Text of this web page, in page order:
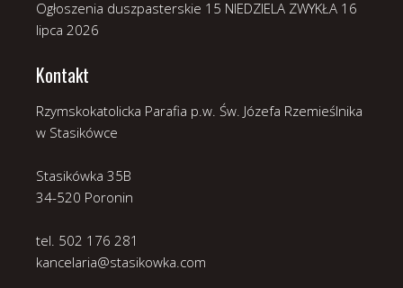
Ogłoszenia duszpasterskie 15 NIEDZIELA ZWYKŁA 16
lipca 2026
Kontakt
Rzymskokatolicka Parafia p.w. Św. Józefa Rzemieślnika
w Stasikówce
Stasikówka 35B
34-520 Poronin
tel. 502 176 281
kancelaria@stasikowka.com